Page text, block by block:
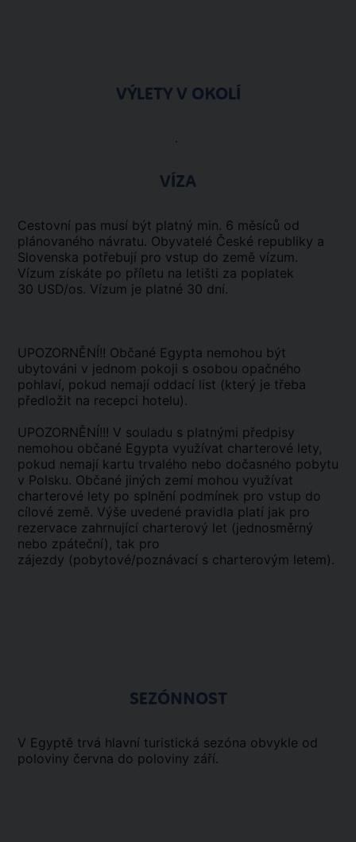
VÝLETY V OKOLÍ
.
VÍZA
Cestovní pas musí být platný min. 6 měsíců od
plánovaného návratu. Obyvatelé České republiky a
Slovenska potřebují pro vstup do země vízum.
Vízum získáte po příletu na letišti za poplatek
30 USD/os. Vízum je platné 30 dní.
UPOZORNĚNÍ!! Občané Egypta nemohou být
ubytováni v jednom pokoji s osobou opačného
pohlaví, pokud nemají oddací list (který je třeba
předložit na recepci hotelu).
UPOZORNĚNÍ!!! V souladu s platnými předpisy
nemohou občané Egypta využívat charterové lety,
pokud nemají kartu trvalého nebo dočasného pobytu
v Polsku. Občané jiných zemí mohou využívat
charterové lety po splnění podmínek pro vstup do
cílové země. Výše uvedené pravidla platí jak pro
rezervace zahrnující charterový let (jednosměrný
nebo zpáteční), tak pro
zájezdy (pobytové/poznávací s charterovým letem).
SEZÓNNOST
V Egyptě trvá hlavní turistická sezóna obvykle od
poloviny června do poloviny září.